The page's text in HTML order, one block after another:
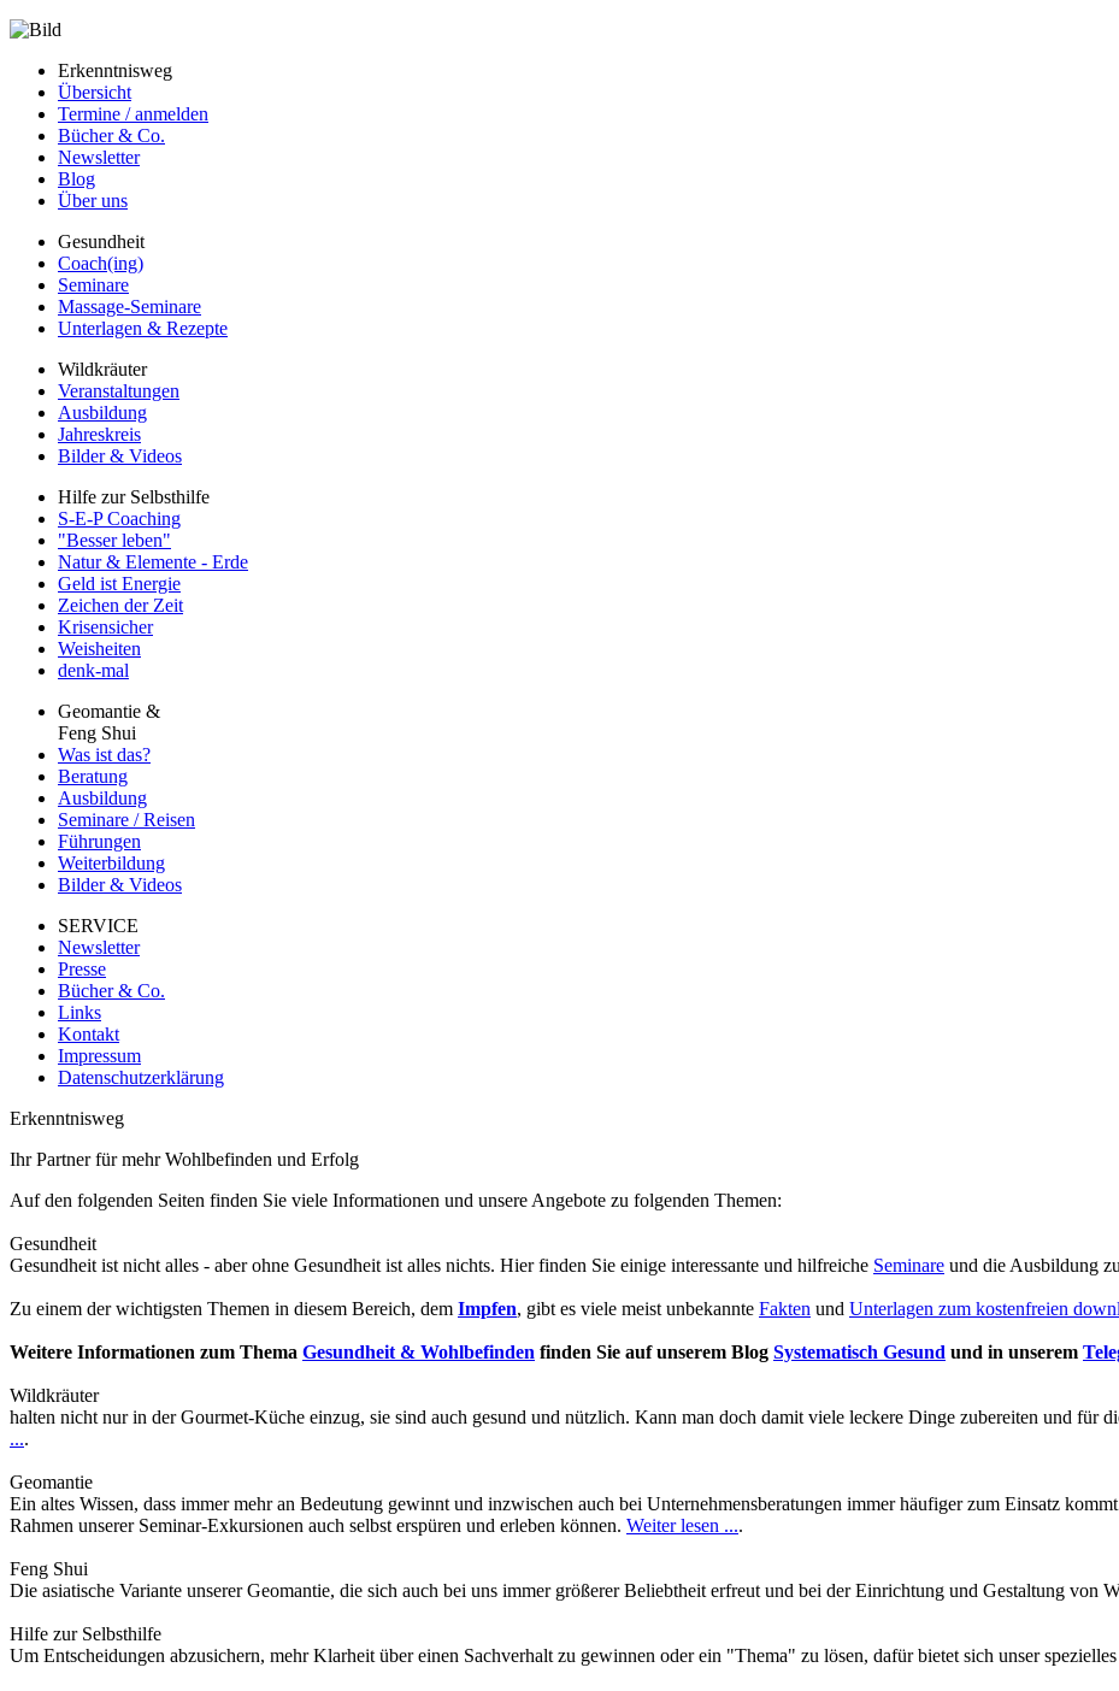
Erkenntnisweg
Übersicht
Termine / anmelden
Bücher & Co.
Newsletter
Blog
Über uns
Gesundheit
Coach(ing)
Seminare
Massage-Seminare
Unterlagen & Rezepte
Wildkräuter
Veranstaltungen
Ausbildung
Jahreskreis
Bilder & Videos
Hilfe zur Selbsthilfe
S-E-P Coaching
"Besser leben"
Natur & Elemente - Erde
Geld ist Energie
Zeichen der Zeit
Krisensicher
Weisheiten
denk-mal
Geomantie &
Feng Shui
Was ist das?
Beratung
Ausbildung
Seminare / Reisen
Führungen
Weiterbildung
Bilder & Videos
SERVICE
Newsletter
Presse
Bücher & Co.
Links
Kontakt
Impressum
Datenschutzerklärung
Erkenntnisweg
Ihr Partner für mehr Wohlbefinden und Erfolg
Auf den folgenden Seiten finden Sie viele Informationen und unsere Angebote zu folgenden Themen:
Gesundheit
Gesundheit ist nicht alles - aber ohne Gesundheit ist alles nichts. Hier finden Sie einige interessante und hilfreiche Seminare und die Ausbildung
Zu einem der wichtigsten Themen in diesem Bereich, dem Impfen, gibt es viele meist unbekannte Fakten und Unterlagen zum kostenfreien
Weitere Informationen zum Thema Gesundheit & Wohlbefinden finden Sie auf unserem Blog Systematisch Gesund und in unserem
Wildkräuter
halten nicht nur in der Gourmet-Küche einzug, sie sind auch gesund und nützlich. Kann man doch damit viele leckere Dinge zubereiten und für
....
Geomantie
Ein altes Wissen, dass immer mehr an Bedeutung gewinnt und inzwischen auch bei Unternehmensberatungen immer häufiger zum Einsatz
Rahmen unserer Seminar-Exkursionen auch selbst erspüren und erleben können. Weiter lesen ....
Feng Shui
Die asiatische Variante unserer Geomantie, die sich auch bei uns immer größerer Beliebtheit erfreut und bei der Einrichtung und Gestaltung von
Hilfe zur Selbsthilfe
Um Entscheidungen abzusichern, mehr Klarheit über einen Sachverhalt zu gewinnen oder ein "Thema" zu lösen, dafür bietet sich unser spezielles